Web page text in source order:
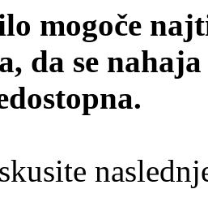
mogoče
da se